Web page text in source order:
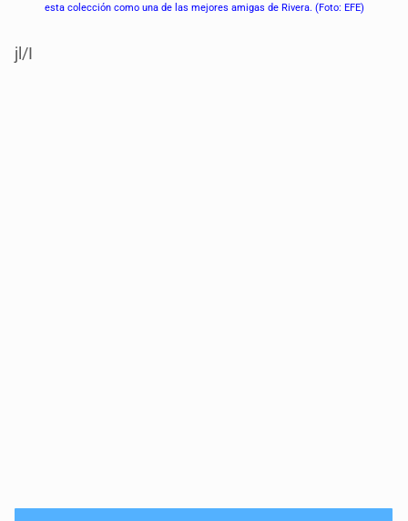
esta colección como una de las mejores amigas de Rivera. (Foto: EFE)
jl/I